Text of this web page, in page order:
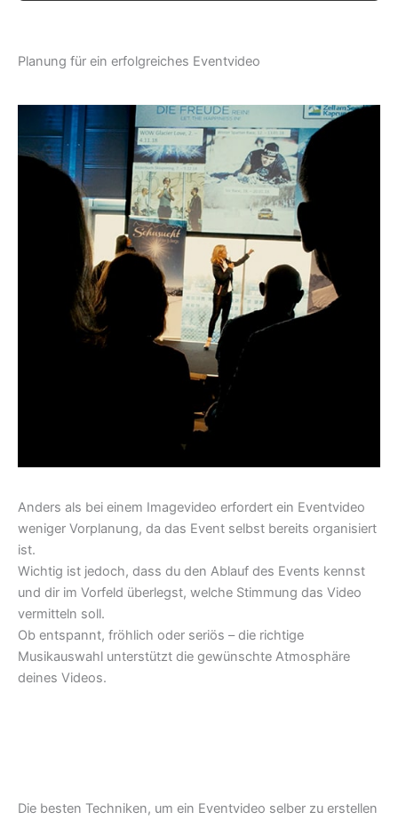
Planung für ein erfolgreiches Eventvideo
Anders als bei einem Imagevideo erfordert ein Eventvideo
weniger Vorplanung, da das Event selbst bereits organisiert
ist.
Wichtig ist jedoch, dass du den Ablauf des Events kennst
und dir im Vorfeld überlegst, welche Stimmung das Video
vermitteln soll.
Ob entspannt, fröhlich oder seriös – die richtige
Musikauswahl unterstützt die gewünschte Atmosphäre
deines Videos.
Die besten Techniken, um ein Eventvideo selber zu erstellen